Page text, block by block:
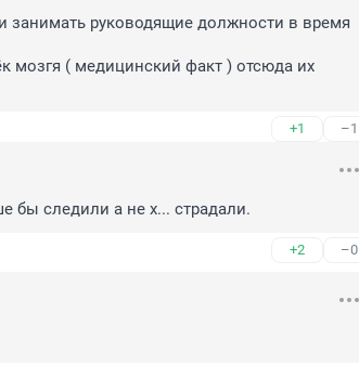
занимать руководящие должности в время
мозгя ( медицинский факт ) отсюда их
+1 –1
бы следили а не х... страдали.
+2 –0